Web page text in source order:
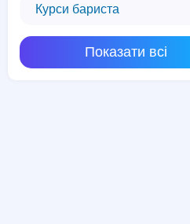
Курси бариста
Показати всі